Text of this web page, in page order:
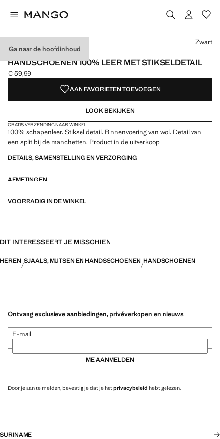
Ga naar de hoofdinhoud
LEER
HANDSCHOENEN 100% LEER MET STIKSELDETAIL
Huidige prijs [€ 59,99 ]
€ 59,99
Kies een kleur
Kleur Zwart geselecteerd
Zwart
AAN FAVORIETEN TOEVOEGEN
LOOK BEKIJKEN
GRATIS VERZENDING NAAR WINKEL
100% schapenleer. Stiksel detail. Binnenvoering van wol. Detail van
een split bij de manchetten. Product in de uitverkoop
DETAILS, SAMENSTELLING EN VERZORGING
AFMETINGEN
VOORRADIG IN DE WINKEL
DIT INTERESSEERT JE MISSCHIEN
HEREN SJAALS, MUTSEN EN HANDSSCHOENEN HANDSCHOENEN
Ontvang exclusieve aanbiedingen, privéverkopen en nieuws
E-mail
ME AANMELDEN
Door je aan te melden, bevestig je dat je hetprivacybeleid hebt gelezen.
SURINAME